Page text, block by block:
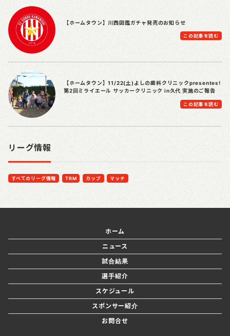
【ホームタウン】川西図鑑ガチャ発売のお知らせ
この記事を読む
【ホームタウン】11/22(土)よしの歯科クリニックpresentes!
第2回ミライエール サッカークリニック in久代 実施のご報告
この記事を読む
リーグ情報
すべてのリーグ情報 TRM カップ マッチ
ホーム
ニュース
試合結果
選手紹介
スケジュール
スポンサー紹介
お問合せ